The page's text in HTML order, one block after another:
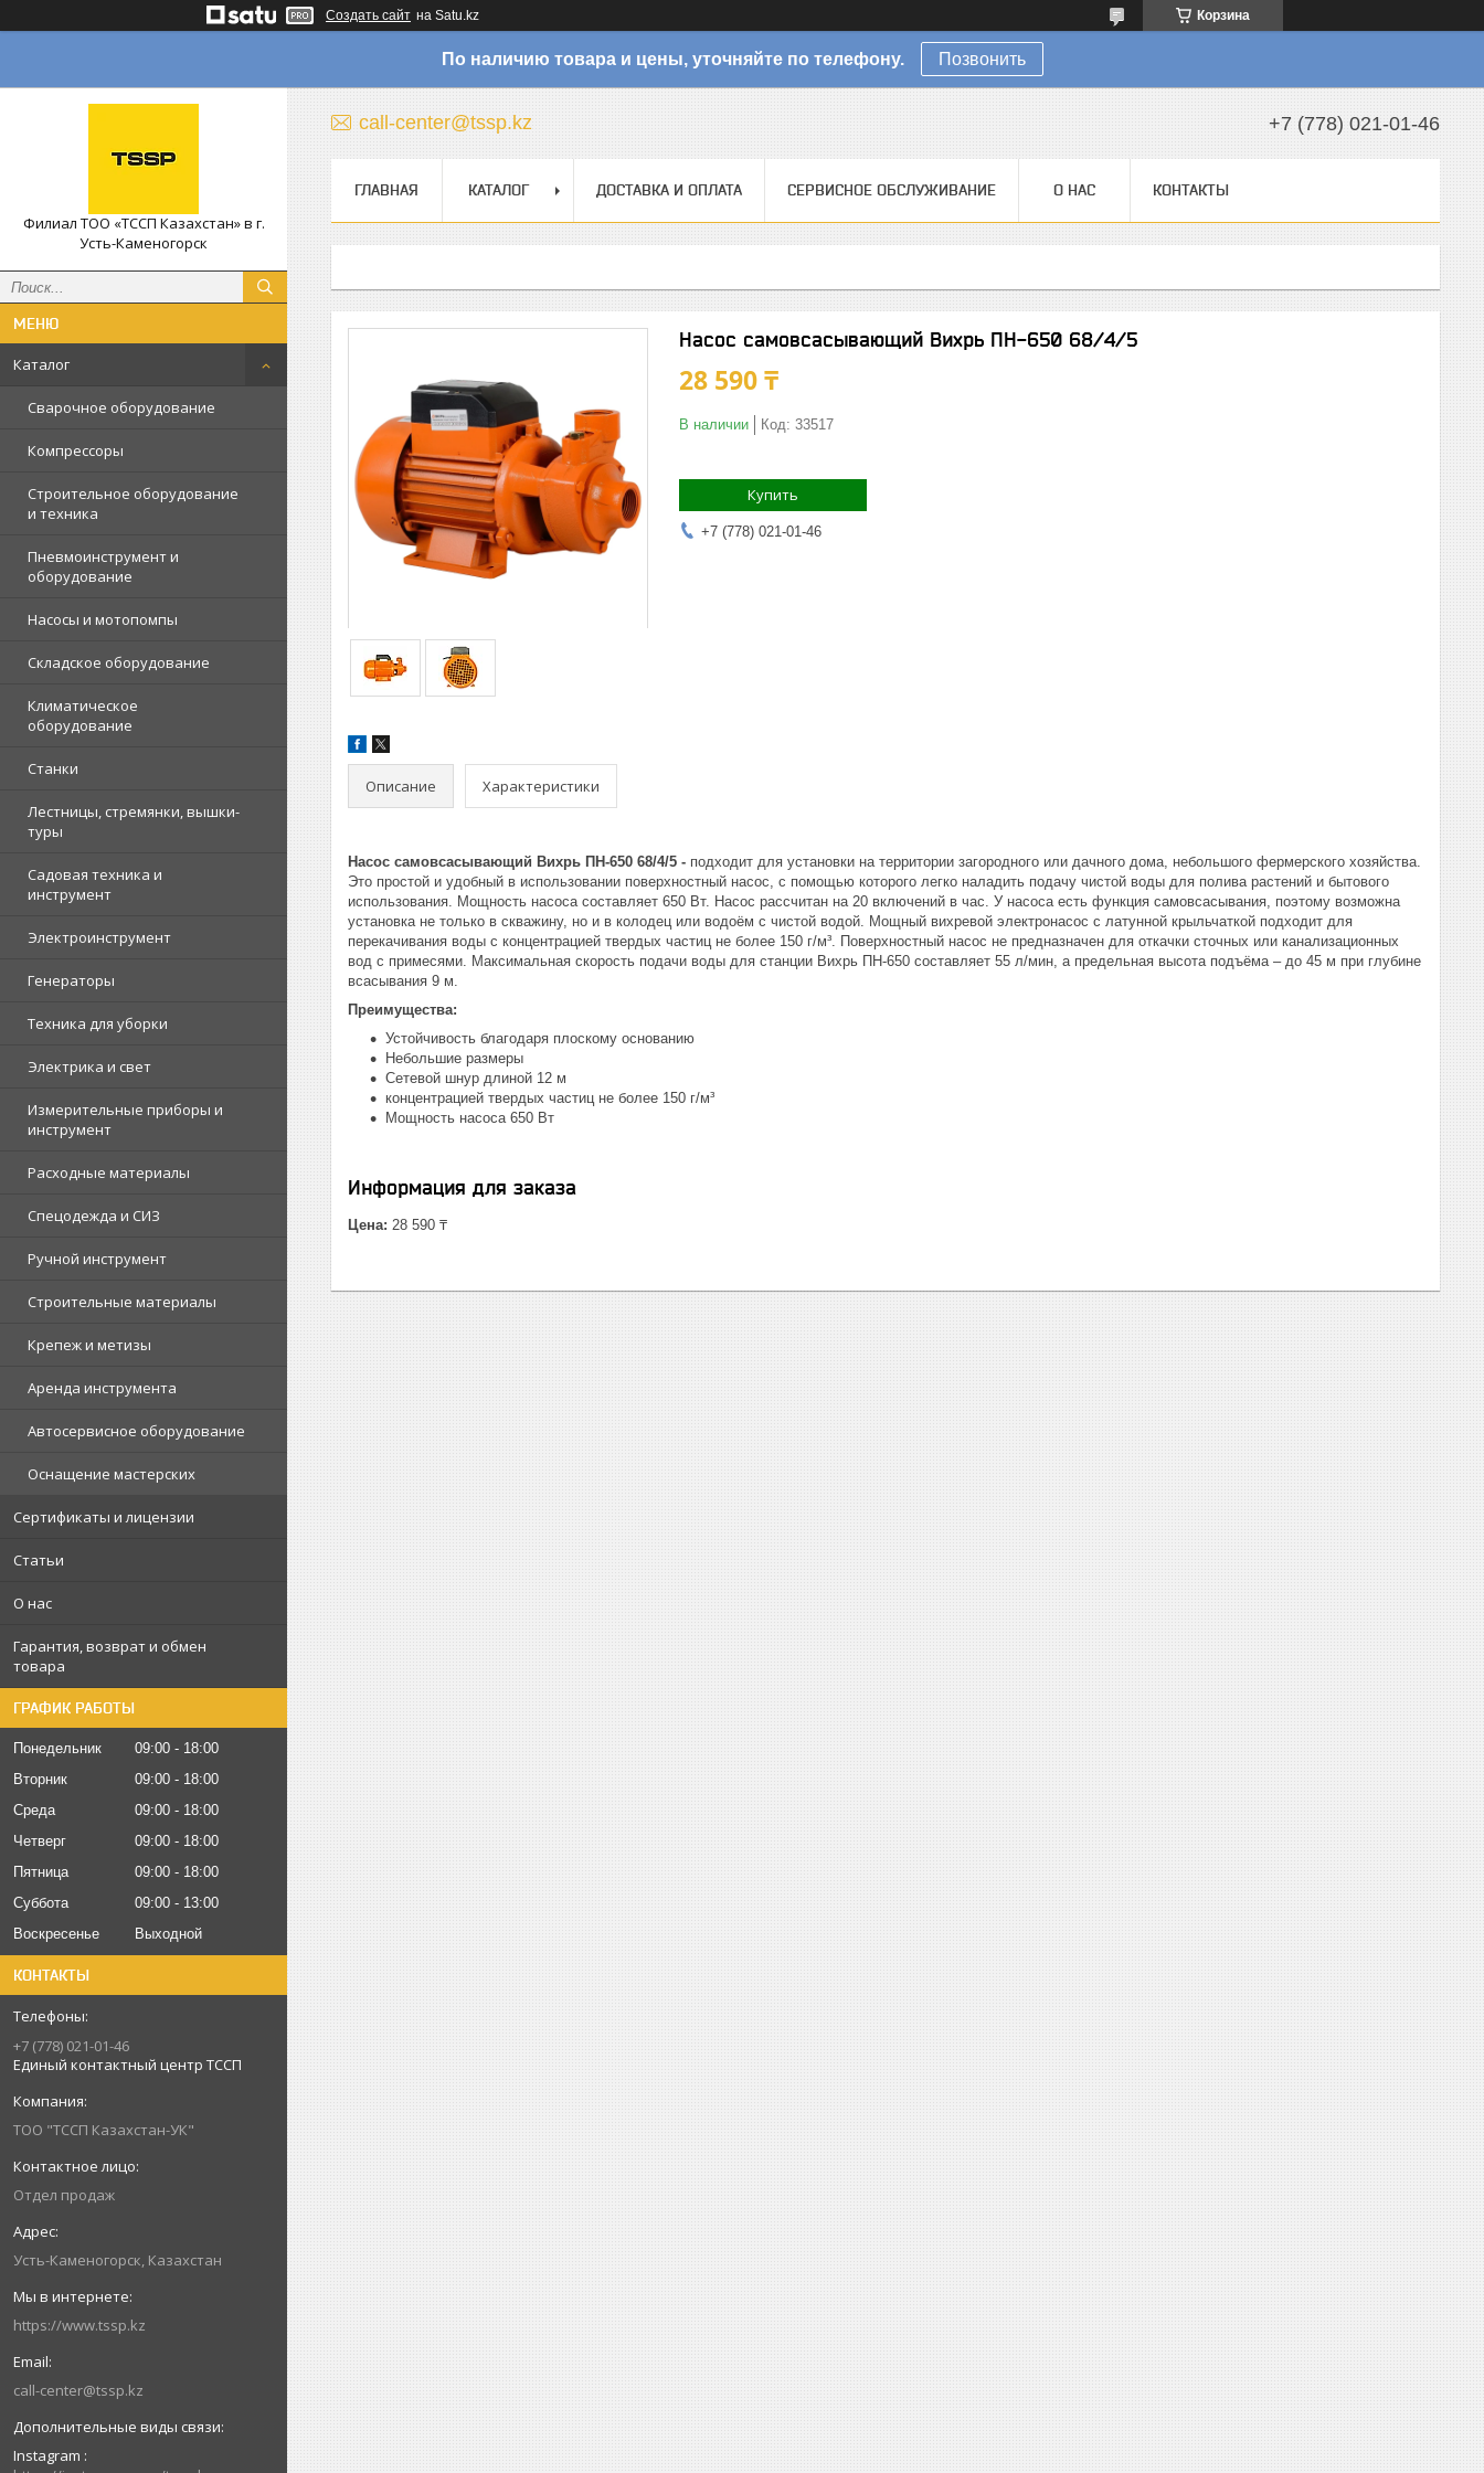
Создать сайт на Satu.kz Корзина
По наличию товара и цены, уточняйте по телефону. Позвонить
Филиал ТОО «ТССП Казахстан» в г.
Усть-Каменогорск
Каталог
Сварочное оборудование
Компрессоры
Строительное оборудование
и техника
Пневмоинструмент и
оборудование
Насосы и мотопомпы
Складское оборудование
Климатическое
оборудование
Станки
Лестницы, стремянки, вышки-
туры
Садовая техника и
инструмент
Электроинструмент
Генераторы
Техника для уборки
Электрика и свет
Измерительные приборы и
инструмент
Расходные материалы
Спецодежда и СИЗ
Ручной инструмент
Строительные материалы
Крепеж и метизы
Аренда инструмента
Автосервисное оборудование
Оснащение мастерских
Сертификаты и лицензии
Статьи
О нас
Гарантия, возврат и обмен
товара
ГРАФИК РАБОТЫ
Понедельник 09:00
18:00
Вторник
09:00
18:00
Среда
09:00
18:00
Четверг
09:00
18:00
Пятница
09:00
18:00
Суббота
09:00
13:00
Воскресенье
Выходной
КОНТАКТЫ
+7 (778) 021-01-46
Единый контактный центр ТССП
ТОО "ТССП Казахстан-УК"
Отдел продаж
Усть-Каменогорск, Казахстан
https://www.tssp.kz
call-center@tssp.kz
Instagram
call-center@tssp.kz +7 (778) 021-01-46
ГЛАВНАЯ КАТАЛОГ ДОСТАВКА И ОПЛАТА СЕРВИСНОЕ ОБСЛУЖИВАНИЕ О НАС КОНТАКТЫ
Насос самовсасывающий Вихрь ПН-650 68/4/5
28 590 ₸
В наличии Код: 33517
Купить
+7 (778) 021-01-46
Описание Характеристики
Насос самовсасывающий Вихрь ПН-650 68/4/5​​ - подходит для установки на территории загородного или дачного дома, небольшого фермерского хозяйства.
Это простой и удобный в использовании поверхностный насос, с помощью которого легко наладить подачу чистой воды для полива растений и бытового
использования. Мощность насоса составляет 650 Вт. Насос рассчитан на 20 включений в час. У насоса есть функция самовсасывания, поэтому возможна
установка не только в скважину, но и в колодец или водоём с чистой водой. Мощный вихревой электронасос с латунной крыльчаткой подходит для
перекачивания воды с концентрацией твердых частиц не более 150 г/м³. Поверхностный насос не предназначен для откачки сточных или канализационных
вод с примесями. Максимальная скорость подачи воды для станции Вихрь ПН-650 составляет 55 л/мин, а предельная высота подъёма – до 45 м при глубине
всасывания 9 м.
Преимущества:
Устойчивость благодаря плоскому основанию
Небольшие размеры
Сетевой шнур длиной 12 м
концентрацией твердых частиц не более 150 г/м³
Мощность насоса 650 Вт
Информация для заказа
Цена: 28 590 ₸